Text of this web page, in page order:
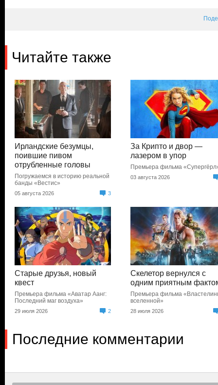
Читайте также
Ирландские безумцы,
поившие пивом
отрубленные головы
Погружаемся в историю реальной
банды «Вестис»
05 августа 2026 3
За Крипто и двор —
лазером в упор
Премьера фильма
03 августа 2026
Старые друзья, новый
квест
Премьера фильма «Аватар Аанг:
Последний маг воздуха»
29 июля 2026 2
Скелетор вернулся с
одним приятным
Премьера фильма
вселенной»
28 июля 2026
Последние комментарии